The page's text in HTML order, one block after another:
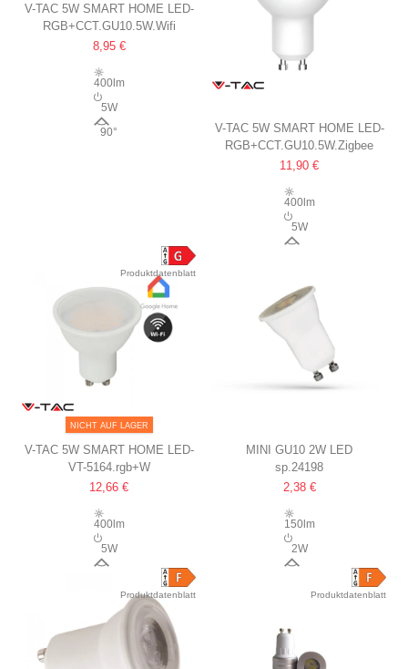
V-TAC 5W SMART HOME LED-
LAMPE
TUYA/SMART LIFE,
KOMPATIBEL MIT GOOGLE
HOME, ALEXA UND
SMARTPHONES, GU10 SPOT
RGB+CCT.GU10.5W.Wifi
8,95 €
400lm
5W
90°
V-TAC 5W SMART HOME LED-
LAMPE
TUYA/SMART LIFE,
KOMPATIBEL MIT GOOGLE
HOME, ALEXA UND
SMARTPHONES, GU10 SPOT
RGB+CCT.GU10.5W.Zigbee
11,90 €
400lm
5W
Produktdatenblatt
NICHT AUF LAGER
V-TAC 5W SMART HOME LED-
LAMPE
TUYA/SMART LIFE,
KOMPATIBEL MIT GOOGLE
HOME, ALEXA UND
SMARTPHONES, GU10 SPOT
VT-5164.rgb+W
12,66 €
400lm
5W
MINI GU10 2W LED
Ø35MM, MIT LINSE, MINI
MR11/GU10
sp.24198
2,38 €
150lm
2W
Produktdatenblatt Produktdatenblatt